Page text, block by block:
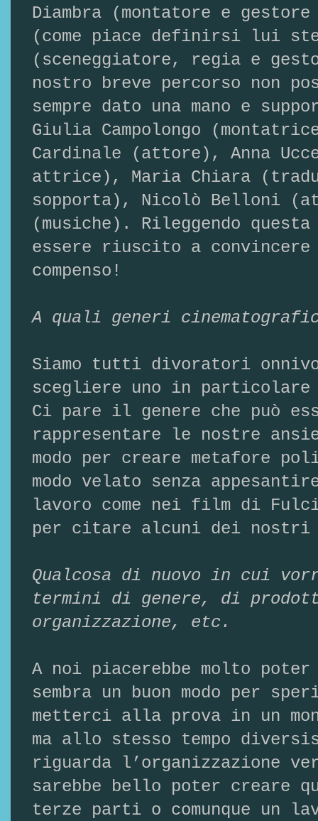
Diambra (montatore e
(come piace definirsi lui
(sceneggiatore, regia e
nostro breve percorso non
sempre dato una mano e
Giulia Campolongo
Cardinale (attore), Anna
attrice), Maria Chiara
sopporta), Nicolò Belloni
(musiche). Rileggendo
essere riuscito a convincere
compenso!
A quali generi
Siamo tutti divoratori
scegliere uno in particolare
Ci pare il genere che può
rappresentare le nostre
modo per creare metafore
modo velato senza
lavoro come nei film di
per citare alcuni dei
Qualcosa di nuovo in cui
termini di genere, di
organizzazione, etc.
A noi piacerebbe molto
sembra un buon modo per
metterci alla prova in un
ma allo stesso tempo
riguarda l’organizzazione
sarebbe bello poter creare
terze parti o comunque un